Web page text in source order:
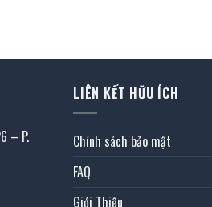
– P.
LIÊN KẾT HỮU ÍCH
Chính sách bảo mật
FAQ
Giới Thiệu